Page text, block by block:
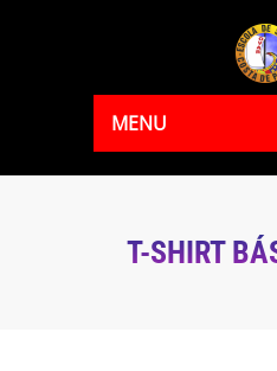
MENU
T-SHIRT